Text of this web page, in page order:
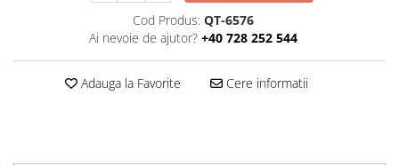
Cod Produs: QT-6576
Ai nevoie de ajutor? +40 728 252 544
Adauga la Favorite Cere informatii